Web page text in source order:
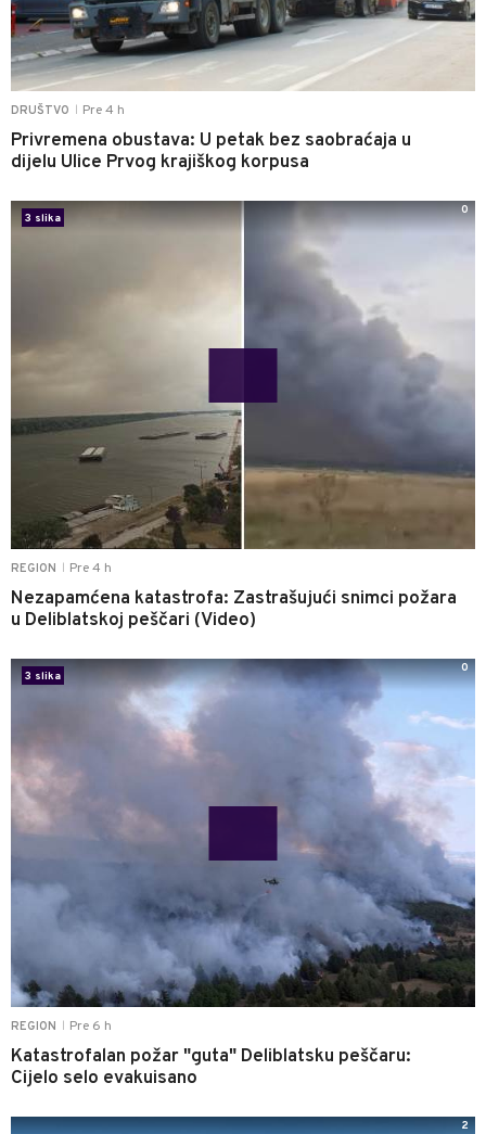
DRUŠTVO Pre 4 h
Privremena obustava: U petak bez saobraćaja u
dijelu Ulice Prvog krajiškog korpusa
REGION Pre 4 h
Nezapamćena katastrofa: Zastrašujući snimci požara
u Deliblatskoj peščari (Video)
3 slika
0
REGION Pre 6 h
Katastrofalan požar "guta" Deliblatsku peščaru:
Cijelo selo evakuisano
3 slika
0
2